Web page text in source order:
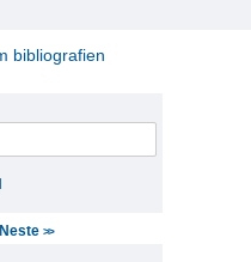
bibliografien
Neste>>